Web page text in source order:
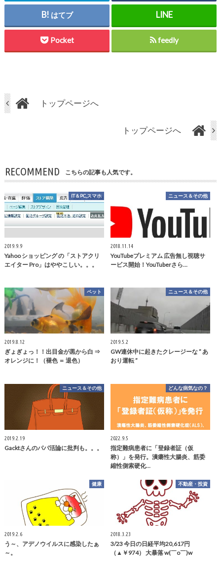
はてブ
Pocket feedly
トップページへ
トップページへ
RECOMMEND こちらの記事も人気です。
IT＆PC,スマホ
2019.9.9
Yahoo ショッピング の「ストアクリ
エイター Pro」はややこしい。。。
ニュース＆その他
2018.11.14
YouTubeプレミアム 広告無し視聴サ
ービス開始！YouTuberさら…
ペット
2019.8.12
ぎょぎょっ！！出目金が黒から白 ⇒
オレンジに！（褪色 ＝ 退色）
ニュース＆その他
2019.5.2
GW連休中に起きたクレージーな ” あ
おり運転 ”
ニュース＆その他
2019.2.19
Gacktさんのパパ活論に批判も。。。
どんな病気なの？
2022.9.5
指定難病患者に「登録者証（仮
称）」を発行。潰瘍性大腸炎、筋委
縮性側索硬化…
健康
2019.2.6
う～、アデノウイルスに感染したぁ
～。
不動産・投資
2018.3.23
3/23 今日の日経平均20,617円
（▲￥974） 大暴落 w(￣o￣)w